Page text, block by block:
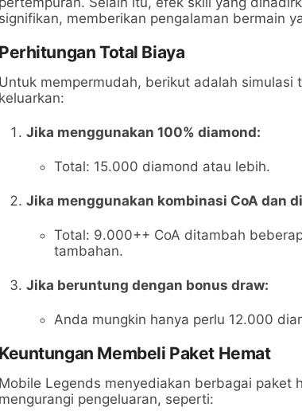
signifikan, memberikan pengalaman bermain
Perhitungan Total Biaya
Untuk mempermudah, berikut adalah simulasi
keluarkan:
Jika menggunakan 100% diamond:
Total: 15.000 diamond atau lebih.
Jika menggunakan kombinasi CoA dan
Total: 9.000++ CoA ditambah
tambahan.
Jika beruntung dengan bonus draw:
Anda mungkin hanya perlu 12.000
Keuntungan Membeli Paket Hemat
Mobile Legends menyediakan berbagai paket
mengurangi pengeluaran, seperti: